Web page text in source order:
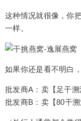
这种情况就很像，你
一样。
如果你还是看不明白
批发商A：卖【足干
批发商B：卖【80干